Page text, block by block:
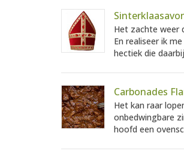
Het zachte weer
En realiseer ik
hectiek die
Carbonades
Het kan raar
onbedwingbare
hoofd een